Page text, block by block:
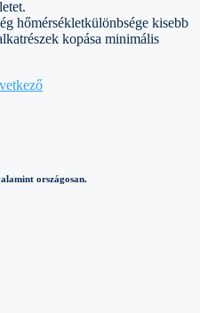
hőmérsékletkülönbsége kisebb
kopása minimális
országosan.